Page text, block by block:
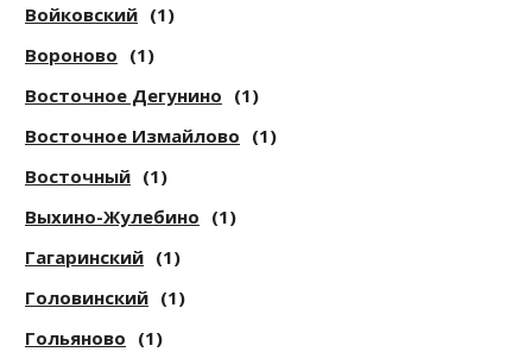
Войковский (1)
Вороново (1)
Восточное Дегунино (1)
Восточное Измайлово (1)
Восточный (1)
Выхино-Жулебино (1)
Гагаринский (1)
Головинский (1)
Гольяново (1)